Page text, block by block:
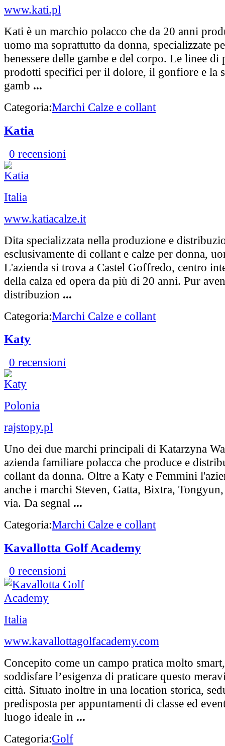
www.kati.pl
Kati è un marchio polacco che da 20 anni
uomo ma soprattutto da donna, specializzate
benessere delle gambe e del corpo. Le linee di
prodotti specifici per il dolore, il gonfiore e la
gamb ...
Categoria:Marchi Calze e collant
Katia
0 recensioni
Italia
www.katiacalze.it
Dita specializzata nella produzione e
esclusivamente di collant e calze per donna,
L'azienda si trova a Castel Goffredo, centro
della calza ed opera da più di 20 anni. Pur
distribuzion ...
Categoria:Marchi Calze e collant
Katy
0 recensioni
Polonia
rajstopy.pl
Uno dei due marchi principali di Katarzyna
azienda familiare polacca che produce e
collant da donna. Oltre a Katy e Femmini
anche i marchi Steven, Gatta, Bixtra,
via. Da segnal ...
Categoria:Marchi Calze e collant
Kavallotta Golf Academy
0 recensioni
Italia
www.kavallottagolfacademy.com
Concepito come un campo pratica molto
soddisfare l’esigenza di praticare questo
città. Situato inoltre in una location storica,
predisposta per appuntamenti di classe ed
luogo ideale in ...
Categoria:Golf